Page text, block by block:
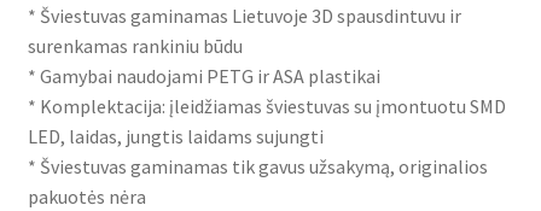
* Šviestuvas gaminamas Lietuvoje 3D spausdintuvu ir
surenkamas rankiniu būdu
* Gamybai naudojami PETG ir ASA plastikai
* Komplektacija: įleidžiamas šviestuvas su įmontuotu SMD
LED, laidas, jungtis laidams sujungti
* Šviestuvas gaminamas tik gavus užsakymą, originalios
pakuotės nėra